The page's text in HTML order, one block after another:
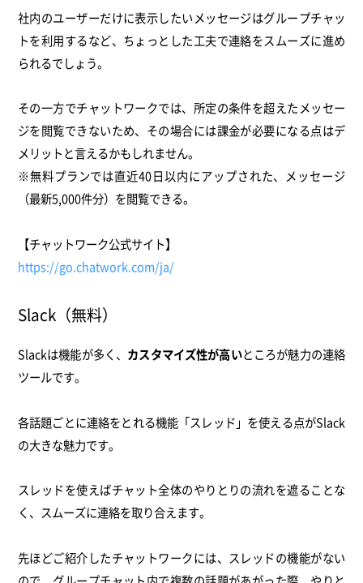
社内のユーザーだけに表示したいメッセージはグループチャッ
トを利用するなど、ちょっとした工夫で連絡をスムーズに進め
られるでしょう。
その一方でチャットワークでは、所定の条件を超えたメッセー
ジを閲覧できないため、その場合には課金が必要になる点はデ
メリットと言えるかもしれません。
※無料プランでは直近40日以内にアップされた、メッセージ
（最新5,000件分）を閲覧できる。
【チャットワーク公式サイト】
https://go.chatwork.com/ja/
Slack（無料）
Slackは機能が多く、 カスタマイズ性が高いところが魅力の連絡
ツールです。
各話題ごとに連絡をとれる機能「スレッド」を使える点がSlack
の大きな魅力です。
スレッドを使えばチャット全体のやりとりの流れを遮ることな
く、スムーズに連絡を取り合えます。
先ほどご紹介したチャットワークには、スレッドの機能がない